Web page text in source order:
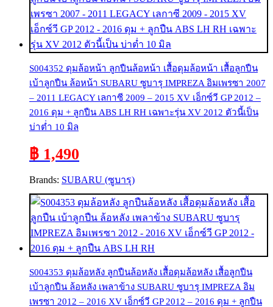
S004352 ดุมล้อหน้า ลูกปืนล้อหน้า เสื้อดุมล้อหน้า เสื้อลูกปืน
เบ้าลูกปืน ล้อหน้า SUBARU ซูบารุ IMPREZA อิมเพรซา 2007
– 2011 LEGACY เลกาซี 2009 – 2015 XV เอ็กซ์วี GP 2012 –
2016 ดุม + ลูกปืน ABS LH RH เฉพาะรุ่น XV 2012 ตัวนี้เป็น
บ่าต่ำ 10 มิล
฿ 1,490
Brands: SUBARU (ซูบารุ)
S004353 ดุมล้อหลัง ลูกปืนล้อหลัง เสื้อดุมล้อหลัง เสื้อลูกปืน
เบ้าลูกปืน ล้อหลัง เพลาข้าง SUBARU ซูบารุ IMPREZA อิม
เพรซา 2012 – 2016 XV เอ็กซ์วี GP 2012 – 2016 ดุม + ลูกปืน